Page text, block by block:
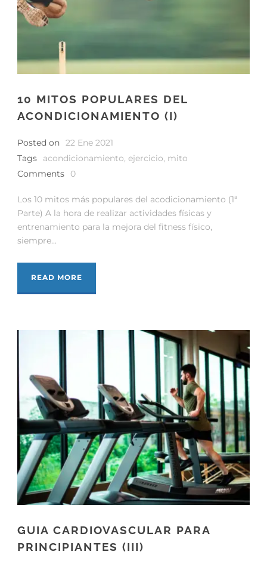
10 MITOS POPULARES DEL
ACONDICIONAMIENTO (I)
Posted on 22 Ene 2021
Tags
acondicionamiento, ejercicio, mito
Comments
0
Los 10 mitos más populares del acodicionamiento (1ª
Parte) A la hora de realizar actividades físicas y
entrenamiento para la mejora del fitness físico,
siempre...
READ MORE
GUIA CARDIOVASCULAR PARA
PRINCIPIANTES (III)